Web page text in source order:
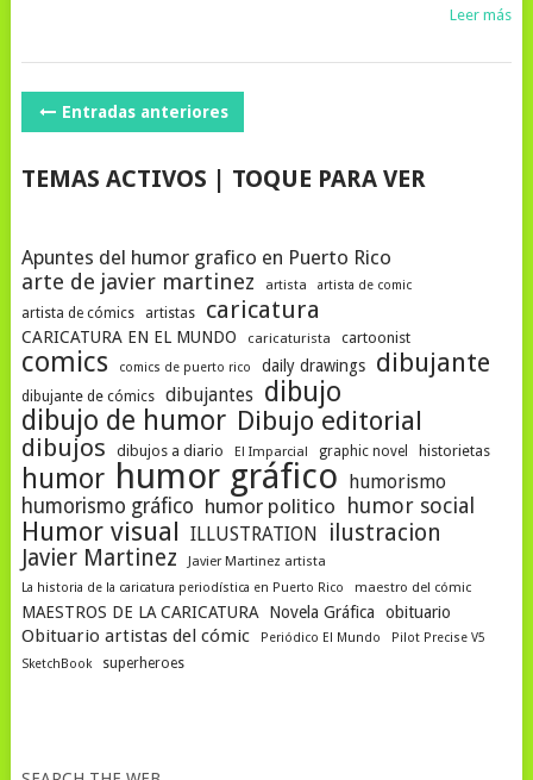
Leer más
NAVEGACIÓN
POSTS
Entradas anteriores
TEMAS ACTIVOS | TOQUE PARA VER
Apuntes del humor grafico en Puerto Rico
arte de javier martinez artista artista de comic
artista de cómics artistas caricatura
CARICATURA EN EL MUNDO caricaturista cartoonist
comics comics de puerto rico daily drawings dibujante
dibujante de cómics dibujantes dibujo
dibujo de humor Dibujo editorial
dibujos dibujos a diario El Imparcial graphic novel historietas
humor humor gráfico humorismo
humorismo gráfico humor politico humor social
Humor visual ILLUSTRATION
ilustracion
Javier Martinez
Javier Martinez artista
La historia de la caricatura periodística en Puerto Rico
maestro del cómic
MAESTROS DE LA CARICATURA Novela Gráfica obituario
Obituario artistas del cómic Periódico El Mundo
Pilot Precise V5
SketchBook
superheroes